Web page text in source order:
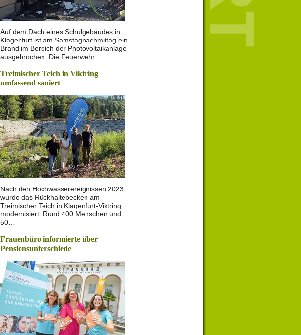
Auf dem Dach eines Schulgebäudes in
Klagenfurt ist am Samstagnachmittag ein
Brand im Bereich der Photovoltaikanlage
ausgebrochen. Die Feuerwehr…
Treimischer Teich in Viktring
umfassend saniert
Nach den Hochwasserereignissen 2023
wurde das Rückhaltebecken am
Treimischer Teich in Klagenfurt-Viktring
modernisiert. Rund 400 Menschen und
50…
Frauenbüro informierte über
Pensionsunterschiede